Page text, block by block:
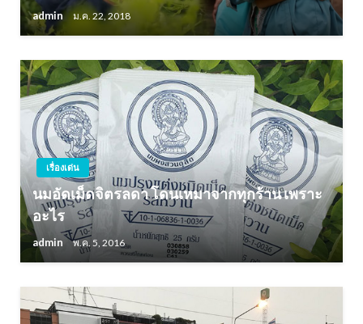
admin ม.ค. 22, 2018
เรื่องเด่น
นมอัดเม็ดจิตรลดา โดนเหมาจากทุกร้าน เพราะ
อะไร
admin พ.ค. 5, 2016